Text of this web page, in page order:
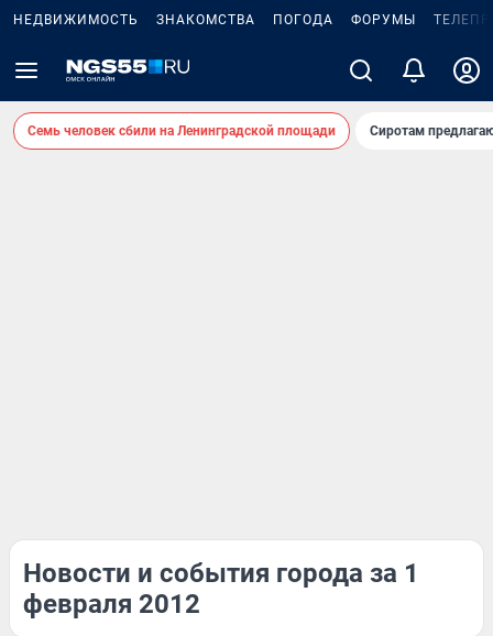
НЕДВИЖИМОСТЬ ЗНАКОМСТВА ПОГОДА ФОРУМЫ
Семь человек сбили на Ленинградской площади Сиротам
Новости и события города за 1
февраля 2012